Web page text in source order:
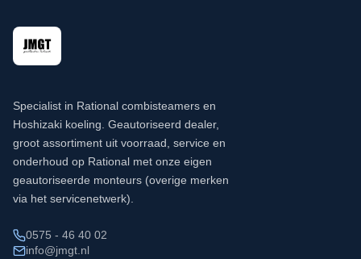
Specialist in Rational combisteamers en
Hoshizaki koeling. Geautoriseerd dealer,
groot assortiment uit voorraad, service en
onderhoud op Rational met onze eigen
geautoriseerde monteurs (overige merken
via het servicenetwerk).
0575 - 46 40 02
info@jmgt.nl